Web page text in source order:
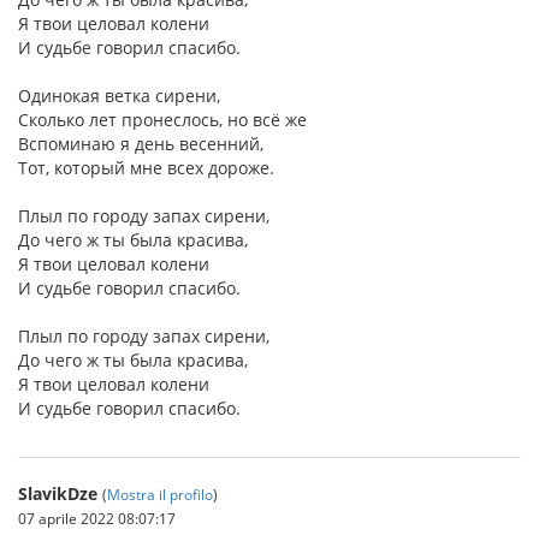
Я твои целовал колени
И судьбе говорил спасибо.
Одинокая ветка сирени,
Сколько лет пронеслось, но всё же
Вспоминаю я день весенний,
Тот, который мне всех дороже.
Плыл по городу запах сирени,
До чего ж ты была красива,
Я твои целовал колени
И судьбе говорил спасибо.
Плыл по городу запах сирени,
До чего ж ты была красива,
Я твои целовал колени
И судьбе говорил спасибо.
SlavikDze (Mostra il profilo)
07 aprile 2022 08:07:17